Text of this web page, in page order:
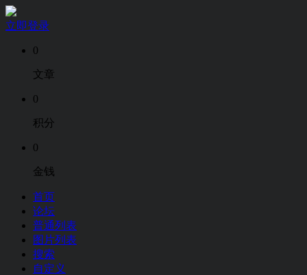
立即登录
0
文章
0
积分
0
金钱
首页
论坛
普通列表
图片列表
搜索
自定义